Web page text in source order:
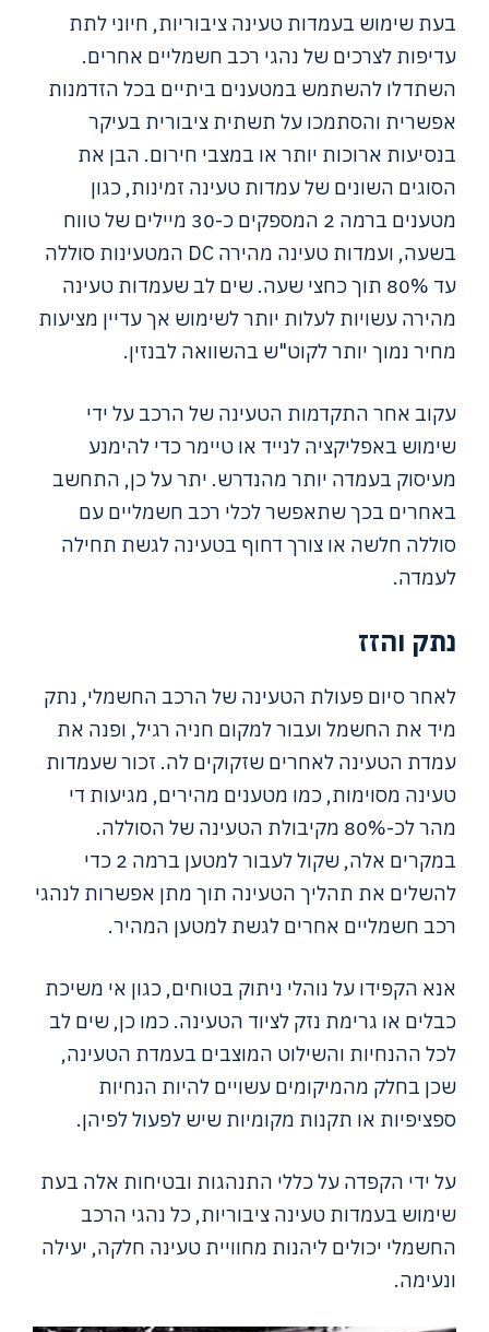
בעת שימוש בעמדות טעינה ציבוריות, חיוני לתת
עדיפות לצרכים של נהגי רכב חשמליים אחרים.
השתדלו להשתמש במטענים ביתיים בכל הזדמנות
אפשרית והסתמכו על תשתית ציבורית בעיקר
בנסיעות ארוכות יותר או במצבי חירום. הבן את
הסוגים השונים של עמדות טעינה זמינות, כגון
מטענים ברמה 2 המספקים כ-30 מיילים של טווח
בשעה, ועמדות טעינה מהירה DC המטעינות סוללה
עד 80% תוך כחצי שעה. שים לב שעמדות טעינה
מהירה עשויות לעלות יותר לשימוש אך עדיין מציעות
מחיר נמוך יותר לקוט"ש בהשוואה לבנזין.
עקוב אחר התקדמות הטעינה של הרכב על ידי
שימוש באפליקציה לנייד או טיימר כדי להימנע
מעיסוק בעמדה יותר מהנדרש. יתר על כן, התחשב
באחרים בכך שתאפשר לכלי רכב חשמליים עם
סוללה חלשה או צורך דחוף בטעינה לגשת תחילה
לעמדה.
נתק והזז
לאחר סיום פעולת הטעינה של הרכב החשמלי, נתק
מיד את החשמל ועבור למקום חניה רגיל, ופנה את
עמדת הטעינה לאחרים שזקוקים לה. זכור שעמדות
טעינה מסוימות, כמו מטענים מהירים, מגיעות די
מהר לכ-80% מקיבולת הטעינה של הסוללה.
במקרים אלה, שקול לעבור למטען ברמה 2 כדי
להשלים את תהליך הטעינה תוך מתן אפשרות לנהגי
רכב חשמליים אחרים לגשת למטען המהיר.
אנא הקפידו על נוהלי ניתוק בטוחים, כגון אי משיכת
כבלים או גרימת נזק לציוד הטעינה. כמו כן, שים לב
לכל ההנחיות והשילוט המוצבים בעמדת הטעינה,
שכן בחלק מהמיקומים עשויים להיות הנחיות
ספציפיות או תקנות מקומיות שיש לפעול לפיהן.
על ידי הקפדה על כללי התנהגות ובטיחות אלה בעת
שימוש בעמדות טעינה ציבוריות, כל נהגי הרכב
החשמלי יכולים ליהנות מחוויית טעינה חלקה, יעילה
ונעימה.